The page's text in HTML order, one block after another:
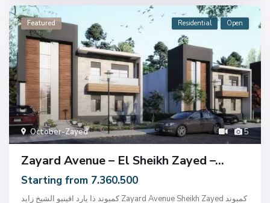
5
October-Zayed
Featured Residential Open
Zayard Avenue – El Sheikh Zayed –...
Starting from 7.360.500
كمبوند ذا يارد افينيو الشيخ زايد Zayard Avenue Sheikh Zayed كمبوند